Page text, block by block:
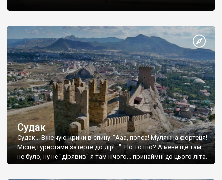
Судак
Судак... Вже чую крики в спину: "Ааа, попса! Муляжна фортеця!
Місце,туристами затерте до дір!..." Но то шо? А мене ще там
не було, ну не "дірявив" я там нічого... принаймні до цього літа.